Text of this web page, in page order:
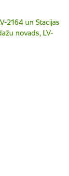
2164 un Stacijas
novads, LV-